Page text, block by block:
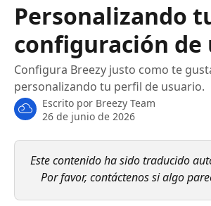
Personalizando
configuración de
Configura Breezy justo como te
personalizando tu perfil de usuario.
Escrito por Breezy Team
26 de junio de 2026
Este contenido ha sido traducido
Por favor, contáctenos si algo